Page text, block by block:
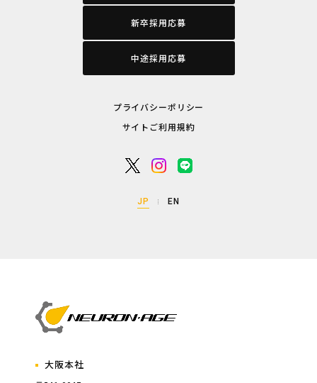
新卒採用応募
中途採用応募
プライバシーポリシー
サイトご利用規約
JP EN
大阪本社